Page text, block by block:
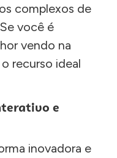
complexos de
você é
vendo na
recurso ideal
e
inovadora e